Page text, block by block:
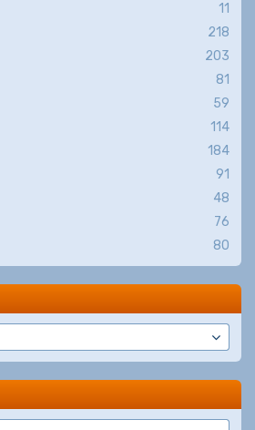
11
218
203
81
59
114
184
91
48
76
80